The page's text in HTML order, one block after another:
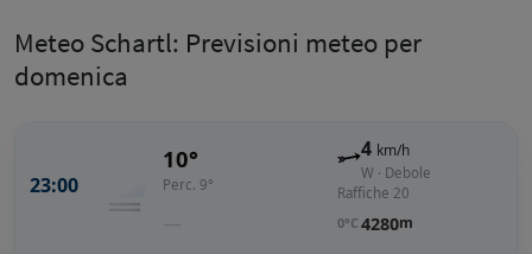
Meteo Schartl: Previsioni meteo per
domenica
23:00
10°
Perc. 9°
—
4 km/h
W · Debole
Raffiche 20
0°C 4280m